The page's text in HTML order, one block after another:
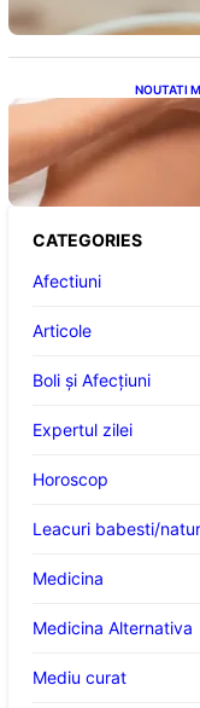
NOUTATI
CATEGORIES
Afectiuni
Articole
Boli și Afecțiuni
Expertul zilei
Horoscop
Leacuri babesti/
Medicina
Medicina Alternativa
Mediu curat